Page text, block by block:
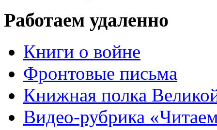
Работаем удаленно
Книги о войне
Фронтовые письма
Книжная полка
Видео-рубрика